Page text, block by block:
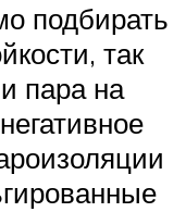
подбирать
так
пара на